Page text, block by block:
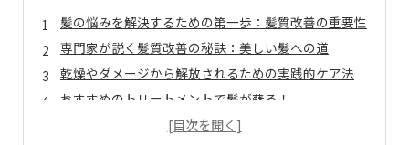
髪の悩みを解決するための第一歩：髪質改善の重要性
専門家が説く髪質改善の秘訣：美しい髪への道
乾燥やダメージから解放されるための実践的ケア法
おすすめのトリートメントで髪が蘇る！
日常生活でできる髪質改善のポイントとは？